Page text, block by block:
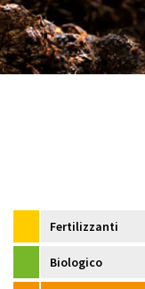
CURA DEL VERDE
GUIDA ALLA
CALENDARIO
Fertilizzanti
Biologico